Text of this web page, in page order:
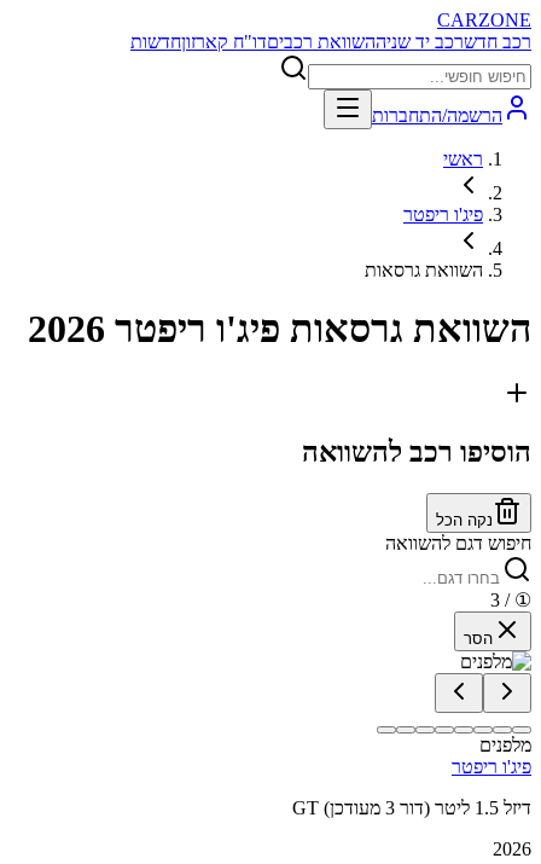
CARZONE
רכב חדשרכב יד שניההשוואת רכביםדו"ח קארזוןחדשות
הרשמה/התחברות
ראשי
פיג'ו ריפטר
השוואת גרסאות
השוואת גרסאות פיג'ו ריפטר 2026
הוסיפו רכב להשוואה
נקה הכל
חיפוש דגם להשוואה
①
/ 3
הסר
מלפנים
פיג'ו ריפטר
GT דיזל 1.5 ליטר (דור 3 מעודכן)
2026